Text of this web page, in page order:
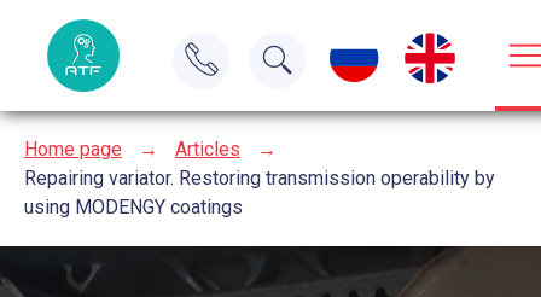
Home page → Articles
→
Repairing variator. Restoring transmission operability by
using MODENGY coatings